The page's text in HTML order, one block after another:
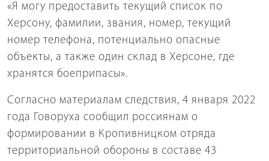
«Я могу предоставить текущий список по
Херсону, фамилии, звания, номер, текущий
номер телефона, потенциально опасные
объекты, а также один склад в Херсоне, где
хранятся боеприпасы».
Согласно материалам следствия, 4 января 2022
года Говоруха сообщил россиянам о
формировании в Кропивницком отряда
территориальной обороны в составе 43